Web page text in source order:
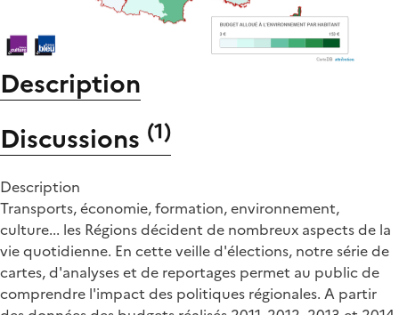
Description
Discussions (1)
Description
Transports, économie, formation, environnement,
culture... les Régions décident de nombreux aspects de la
vie quotidienne. En cette veille d'élections, notre série de
cartes, d'analyses et de reportages permet au public de
comprendre l'impact des politiques régionales. A partir